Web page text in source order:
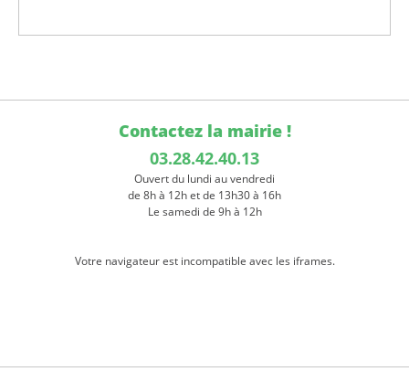
Contactez la mairie !
03.28.42.40.13
Ouvert du lundi au vendredi
de 8h à 12h et de 13h30 à 16h
Le samedi de 9h à 12h
Votre navigateur est incompatible avec les iframes.